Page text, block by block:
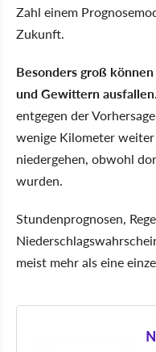
Zahl einem
Zukunft.
Besonders groß
und Gewittern ausfallen.
entgegen der
wenige Kilometer weiter
niedergehen, obwohl
wurden.
Stundenprognosen,
meist mehr als eine